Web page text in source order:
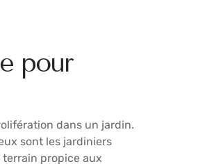
pour
dans un jardin.
sont les jardiniers
terrain propice aux